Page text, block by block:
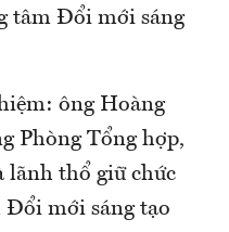
tâm Đổi mới sáng
ông Hoàng
Phòng Tổng hợp,
lãnh thổ giữ chức
Đổi mới sáng tạo